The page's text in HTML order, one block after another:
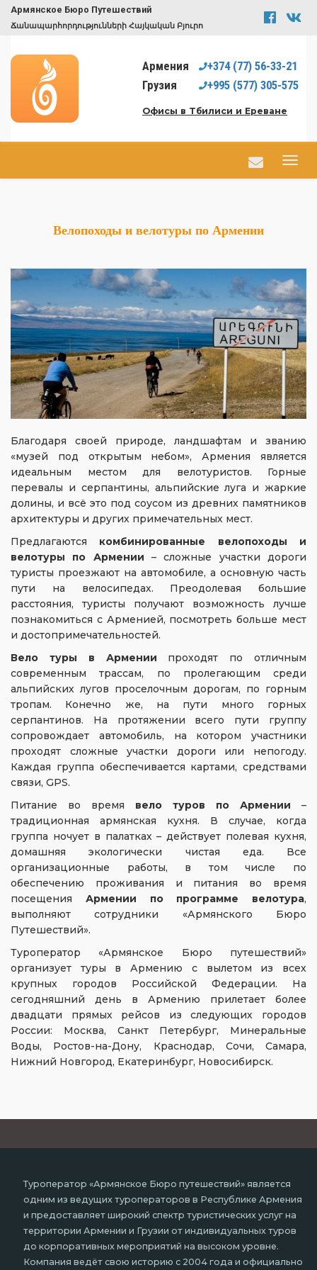
Армянское Бюро Путешествий
Ճանապարհորդությունների Հայկական Բյուրո
Армения +374 (77) 56-33-21
Грузия
+995 (577) 305-575
Офисы в Тбилиси и Ереване
Велопоходы и велотуры по Армении
Благодаря своей природе, ландшафтам и званию
«музей под открытым небом», Армения является
идеальным местом для велотуристов. Горные
перевалы и серпантины, альпийские луга и жаркие
долины, и всё это под соусом из древних памятников
архитектуры и других примечательных мест.
Предлагаются комбинированные велопоходы и
велотуры по Армении – сложные участки дороги
туристы проезжают на автомобиле, а основную часть
пути на велосипедах. Преодолевая большие
расстояния, туристы получают возможность лучше
познакомиться с Арменией, посмотреть больше мест
и достопримечательностей.
Вело туры в Армении проходят по отличным
современным трассам, по пролегающим среди
альпийских лугов проселочным дорогам, по горным
тропам. Конечно же, на пути много горных
серпантинов. На протяжении всего пути группу
сопровождает автомобиль, на котором участники
проходят сложные участки дороги или непогоду.
Каждая группа обеспечивается картами, средствами
связи, GPS.
Питание во время вело туров по Армении –
традиционная армянская кухня. В случае, когда
группа ночует в палатках – действует полевая кухня,
домашняя экологически чистая еда. Все
организационные работы, в том числе по
обеспечению проживания и питания во время
посещения Армении по программе велотура,
выполняют сотрудники «Армянского Бюро
Путешествий».
Туроператор «Армянское Бюро путешествий»
организует туры в Армению с вылетом из всех
крупных городов Российской Федерации. На
сегодняшний день в Армению прилетает более
двадцати прямых рейсов из следующих городов
России: Москва, Санкт Петербург, Минеральные
Воды, Ростов-на-Дону, Краснодар, Сочи, Самара,
Нижний Новгород, Екатеринбург, Новосибирск.
Туроператор «Армянское Бюро путешествий» является
одним из ведущих туроператоров в Республике Армения
и предоставляет широкий спектр туристических услуг на
территории Армении и Грузии от индивидуальных туров
до корпоративных мероприятий на высоком уровне.
Компания ведёт свою историю с 2004 года и официально